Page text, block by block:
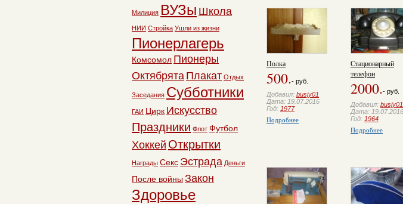
Полка
500.- руб.
Добавил: busjy01
Дата: 19.07.2016
Год: 1977
Подробнее
Стационарный
телефон
2000.- руб.
Добавил: busjy01
Дата: 19.07.2016
Год: 1964
Подробнее
Милиция ВУЗы Школа
НИИ Стройка Ушли из жизни
Пионерлагерь
Комсомол Пионеры
Октябрята Плакат Отдых
Заседания Субботники
ГАИ Цирк Искусство
Праздники Флот Футбол
Хоккей Открытки
Награды Секс Эстрада Деньги
После войны Закон
Здоровье